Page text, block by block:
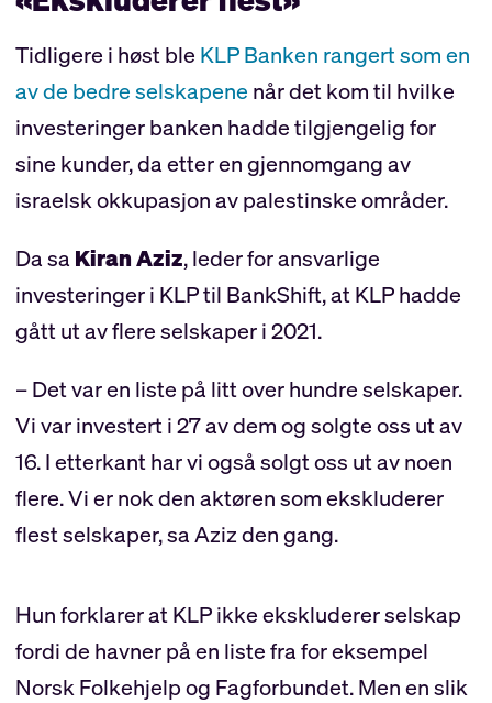
Tidligere i høst ble KLP Banken rangert som en
av de bedre selskapene når det kom til hvilke
investeringer banken hadde tilgjengelig for
sine kunder, da etter en gjennomgang av
israelsk okkupasjon av palestinske områder.
Da sa Kiran Aziz, leder for ansvarlige
investeringer i KLP til BankShift, at KLP hadde
gått ut av flere selskaper i 2021.
– Det var en liste på litt over hundre selskaper.
Vi var investert i 27 av dem og solgte oss ut av
16. I etterkant har vi også solgt oss ut av noen
flere. Vi er nok den aktøren som ekskluderer
flest selskaper, sa Aziz den gang.
Hun forklarer at KLP ikke ekskluderer selskap
fordi de havner på en liste fra for eksempel
Norsk Folkehjelp og Fagforbundet. Men en slik